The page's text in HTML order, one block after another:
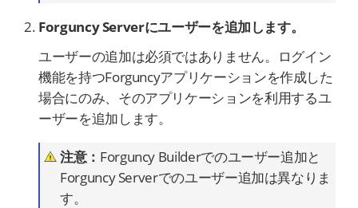
Forguncy Serverにユーザーを追加します。
ユーザーの追加は必須ではありません。ログイン
機能を持つForguncyアプリケーションを作成した
場合にのみ、そのアプリケーションを利用するユ
ーザーを追加します。
注意： Forguncy Builderでのユーザー追加と
Forguncy Serverでのユーザー追加は異なりま
す。